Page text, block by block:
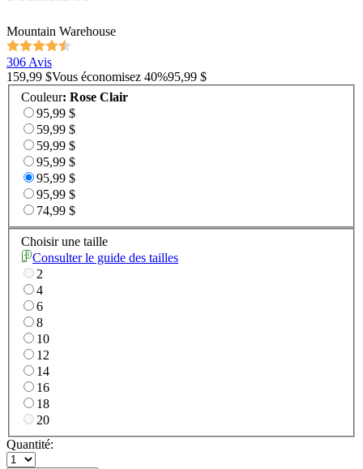
Mountain Warehouse
306 Avis
159,99 $Vous économisez 40%95,99 $
Couleur: Rose Clair
95,99 $
59,99 $
59,99 $
95,99 $
95,99 $
95,99 $
74,99 $
Choisir une taille
Consulter le guide des tailles
2
4
6
8
10
12
14
16
18
20
Quantité: